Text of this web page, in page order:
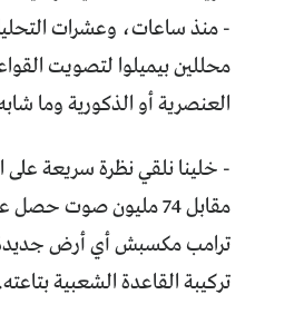
- منذ ساعات، وعشرات
محللين بيميلوا لتصويت
العنصرية أو الذكورية وما
مقابل 74 مليون صوت
ترامب مكسبش أي أرض جديدة
تركيبة القاعدة الشعبية بتاعته.